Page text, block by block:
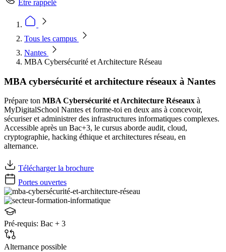
Être rappelé
Tous les campus
Nantes
MBA Cybersécurité et Architecture Réseau
MBA cybersécurité et architecture réseaux à Nantes
Prépare ton MBA Cybersécurité et Architecture Réseaux à
MyDigitalSchool Nantes et forme-toi en deux ans à concevoir,
sécuriser et administrer des infrastructures informatiques complexes.
Accessible après un Bac+3, le cursus aborde audit, cloud,
cryptographie, hacking éthique et architectures réseau, en
alternance.
Télécharger la brochure
Portes ouvertes
Pré-requis: Bac + 3
Alternance possible